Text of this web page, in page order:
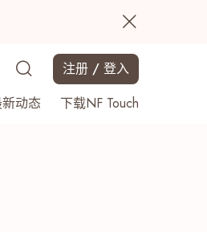
注册 / 登入
动态 下载NF Touch